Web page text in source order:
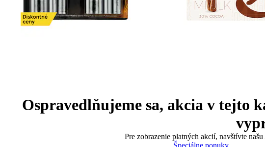
Ospravedlňujeme sa, akcia v tejto
Pre zobrazenie platných akcií, navštívte
Špeciálne ponuky